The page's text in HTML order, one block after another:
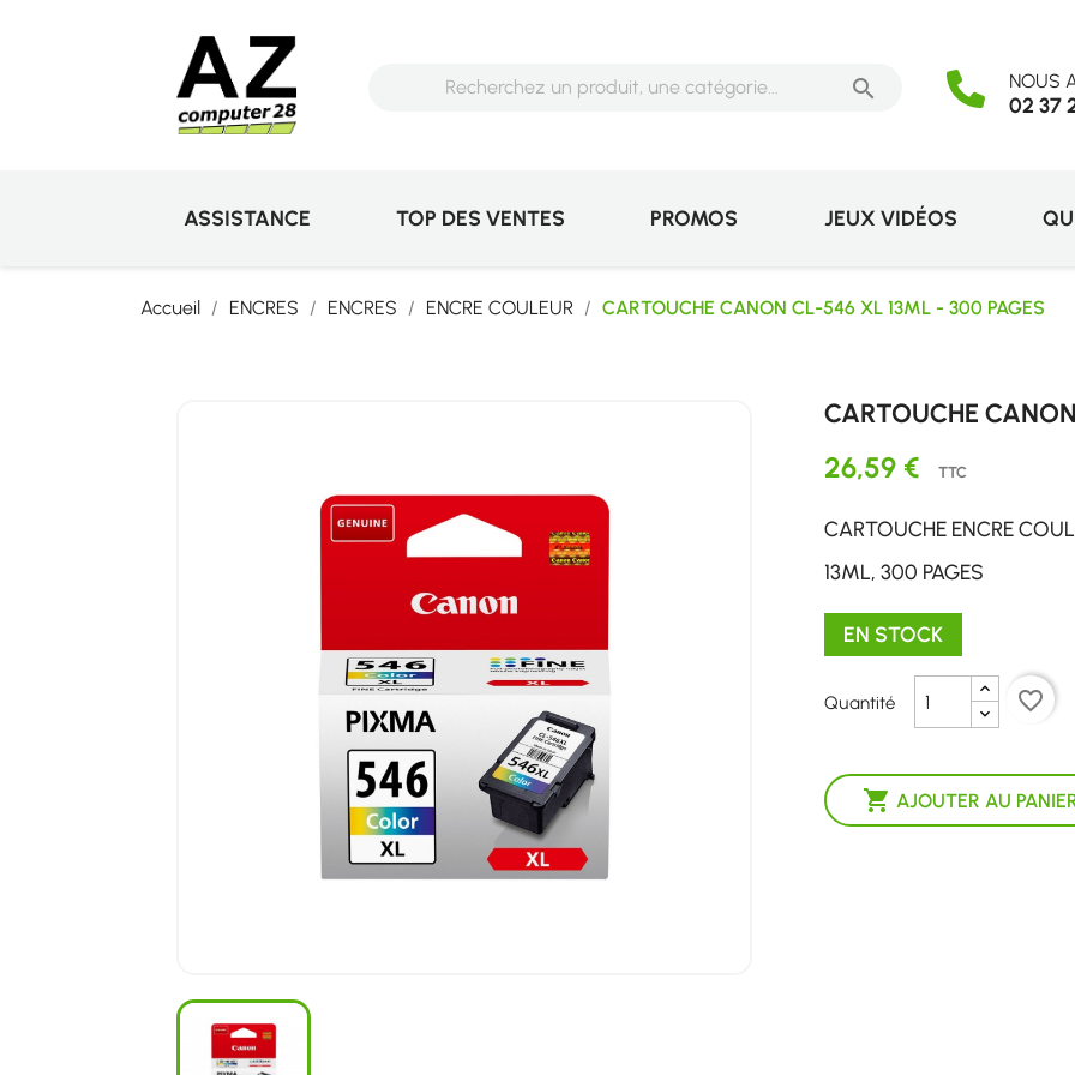
 NOUS
02 37
ASSISTANCE TOP DES VENTES PROMOS JEUX VIDÉOS
Accueil ENCRES ENCRES ENCRE COULEUR CARTOUCHE CANON CL-546 XL 13ML - 300 PAGES
CARTOUCHE
26,59 € TTC
CARTOUCHE ENCRE
13ML, 300 PAGES
EN STOCK
Quantité
 AJOUTER AU
favorite_border